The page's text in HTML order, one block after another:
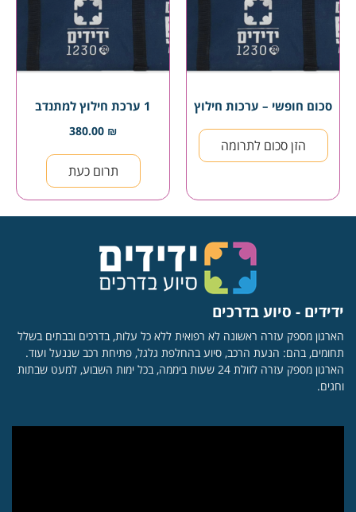
סכום חופשי – ערכות חילוץ
הזן סכום לתרומה
1 ערכת חילוץ למתנדב
380.00 ₪
תרום כעת
ידידים - סיוע בדרכים
הארגון מספק עזרה ראשונה לא רפואית ללא כל עלות, בדרכים ובבתים בשלל
תחומים, בהם: הנעת הרכב, סיוע בהחלפת גלגל, פתיחת רכב שננעל ועוד.
הארגון מספק עזרה לזולת 24 שעות ביממה, בכל ימות השבוע, למעט שבתות
וחגים.